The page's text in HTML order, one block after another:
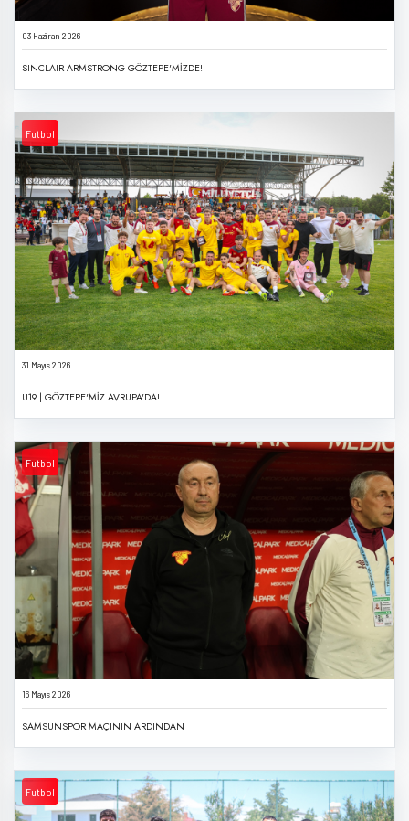
03 Haziran 2026
SINCLAIR ARMSTRONG GÖZTEPE'MİZDE!
Futbol
31 Mayıs 2026
U19 | GÖZTEPE'MİZ AVRUPA'DA!
Futbol
16 Mayıs 2026
SAMSUNSPOR MAÇININ ARDINDAN
Futbol